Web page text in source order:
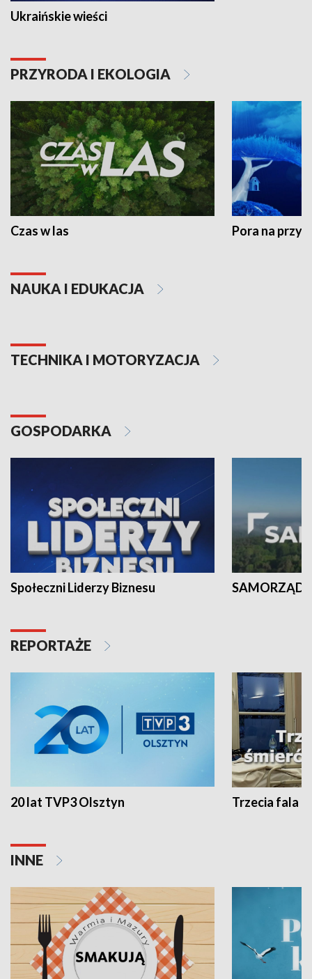
Ukraińskie wieści
PRZYRODA I EKOLOGIA
Czas w las Pora na
NAUKA I EDUKACJA
TECHNIKA I MOTORYZACJA
GOSPODARKA
Społeczni Liderzy Biznesu SAMORZĄD
REPORTAŻE
20 lat TVP3 Olsztyn Trzecia fala -
INNE